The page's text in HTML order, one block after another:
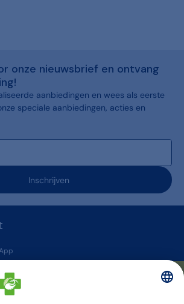
onze nieuwsbrief en ontvang
aanbiedingen en wees als eerste
speciale aanbiedingen, acties en
Inschrijven